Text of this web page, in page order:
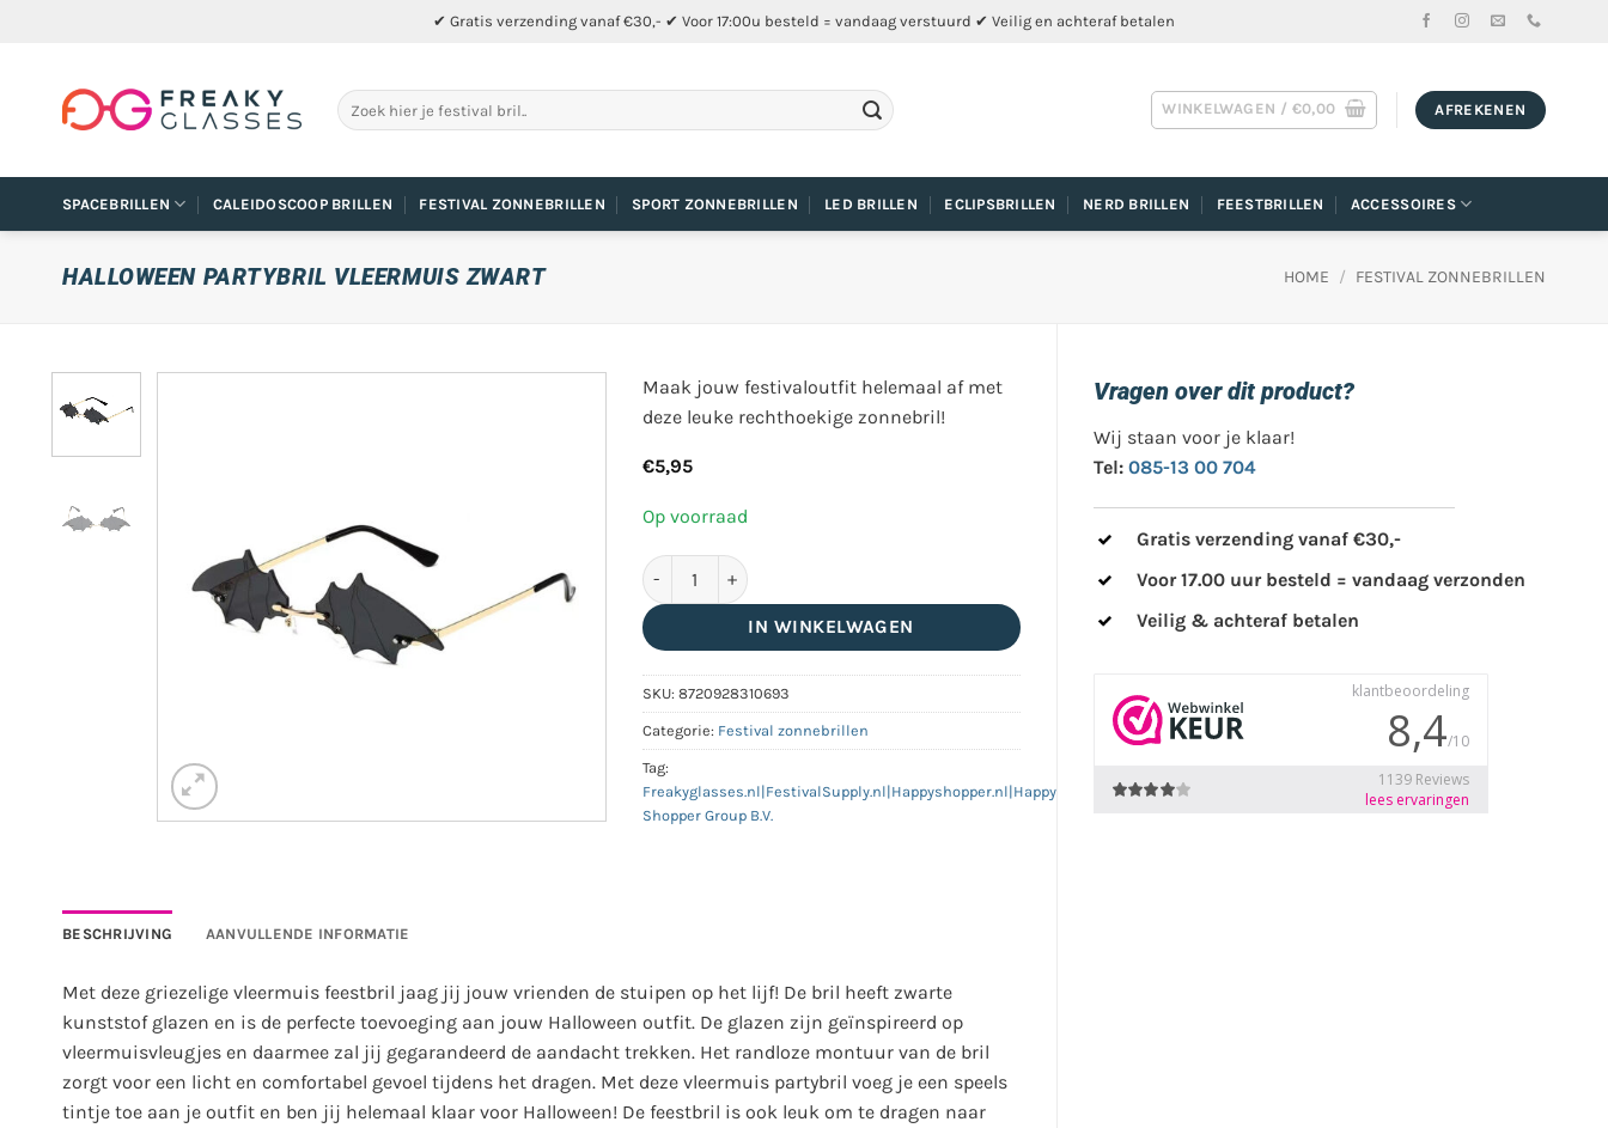
✔ Gratis verzending vanaf €30,- ✔ Voor 17:00u besteld = vandaag verstuurd ✔ Veilig en achteraf betalen
Zoeken
naar:
WINKELWAGEN / €0,00 AFREKENEN
SPACEBRILLEN CALEIDOSCOOP BRILLEN FESTIVAL ZONNEBRILLEN SPORT ZONNEBRILLEN LED BRILLEN ECLIPSBRILLEN NERD BRILLEN FEESTBRILLEN ACCESSOIRES
HALLOWEEN PARTYBRIL VLEERMUIS ZWART HOME / FESTIVAL ZONNEBRILLEN
Maak jouw festivaloutfit helemaal af met
deze leuke rechthoekige zonnebril!
€5,95
Op voorraad
Halloween partybril vleermuis zwart aantal
IN WINKELWAGEN
SKU: 8720928310693
Categorie: Festival zonnebrillen
Tag:
Freakyglasses.nl|FestivalSupply.nl|Happyshopper.nl|Happy
Shopper Group B.V.
BESCHRIJVING AANVULLENDE INFORMATIE
Met deze griezelige vleermuis feestbril jaag jij jouw vrienden de stuipen op het lijf! De bril heeft zwarte
kunststof glazen en is de perfecte toevoeging aan jouw Halloween outfit. De glazen zijn geïnspireerd op
vleermuisvleugjes en daarmee zal jij gegarandeerd de aandacht trekken. Het randloze montuur van de bril
zorgt voor een licht en comfortabel gevoel tijdens het dragen. Met deze vleermuis partybril voeg je een speels
tintje toe aan je outfit en ben jij helemaal klaar voor Halloween! De feestbril is ook leuk om te dragen naar
Vragen over dit product?
Wij staan voor je klaar!
Tel: 085-13 00 704
Gratis verzending vanaf €30,-
Voor 17.00 uur besteld = vandaag verzonden
Veilig & achteraf betalen